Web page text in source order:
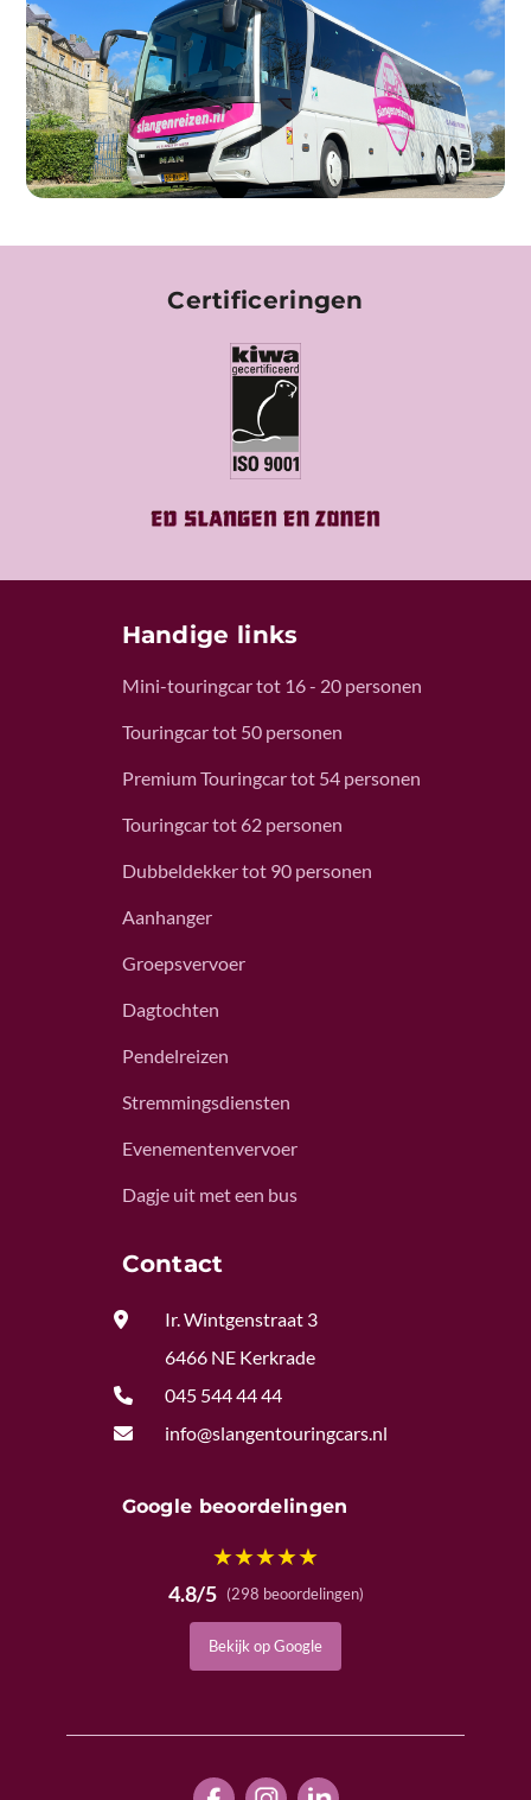
Certificeringen
Handige links
Mini-touringcar tot 16 - 20 personen
Touringcar tot 50 personen
Premium Touringcar tot 54 personen
Touringcar tot 62 personen
Dubbeldekker tot 90 personen
Aanhanger
Groepsvervoer
Dagtochten
Pendelreizen
Stremmingsdiensten
Evenementenvervoer
Dagje uit met een bus
Contact

Ir. Wintgenstraat 3
6466 NE Kerkrade

045 544 44 44

info@slangentouringcars.nl
Google beoordelingen
★★★★★
4.8/5 (298 beoordelingen)
Bekijk op Google